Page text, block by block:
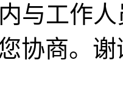
与工作
协商。